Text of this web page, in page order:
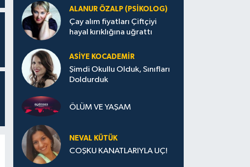
ALANUR ÖZALP (PSIKOLOG)
Çay alım fiyatları Çiftçiyi
hayal kırıklığına uğrattı
ASIYE KOCADEMİR
Şimdi Okullu Olduk, Sınıfları
Doldurduk
ÖLÜM VE YAŞAM
NEVAL KÜTÜK
COŞKU KANATLARIYLA UÇ!